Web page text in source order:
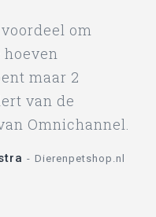
om
maar 2
van de
Omnichannel.
Dierenpetshop.nl